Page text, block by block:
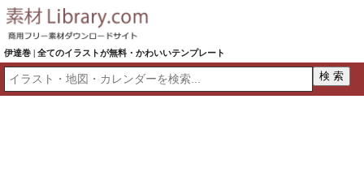
伊達巻 | 全てのイラストが無料・かわいいテンプレート